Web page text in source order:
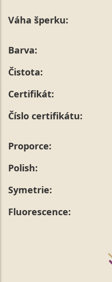
sdělit během jejího
Pro sdělení skladové
Váha šperku:
Barva:
Čistota:
Certifikát:
Číslo certifikátu:
Proporce:
Polish:
Symetrie:
Fluorescence: